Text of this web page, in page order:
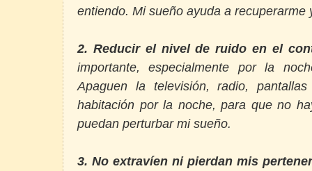
entiendo. Mi sueño ayuda a recuperarme
2. Reducir el nivel de ruido en el
importante, especialmente por la
Apaguen la televisión, radio,
habitación por la noche, para que no
puedan perturbar mi sueño.
3. No extravíen ni pierdan mis